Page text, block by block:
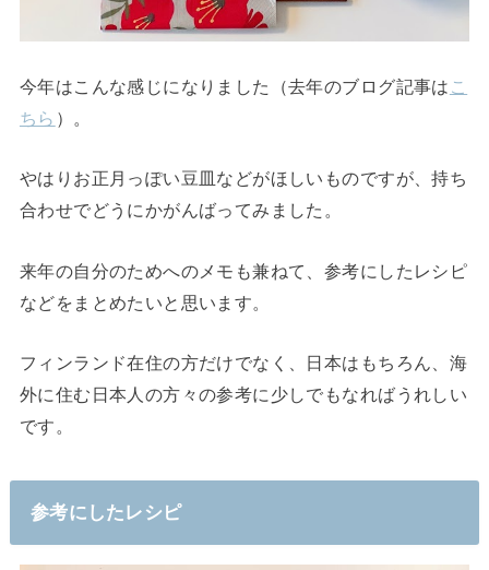
今年はこんな感じになりました（去年のブログ記事は こ
ちら ）。
やはりお正月っぽい豆皿などがほしいものですが、持ち
合わせでどうにかがんばってみました。
来年の自分のためへのメモも兼ねて、参考にしたレシピ
などをまとめたいと思います。
フィンランド在住の方だけでなく、日本はもちろん、海
外に住む日本人の方々の参考に少しでもなればうれしい
です。
参考にしたレシピ